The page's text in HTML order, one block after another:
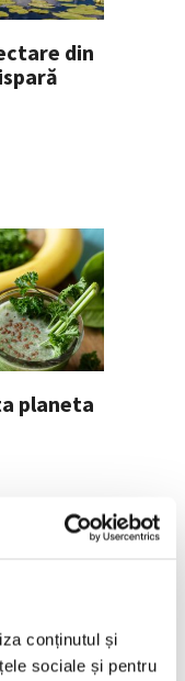
conținutul și
sociale și pentru
din
planeta